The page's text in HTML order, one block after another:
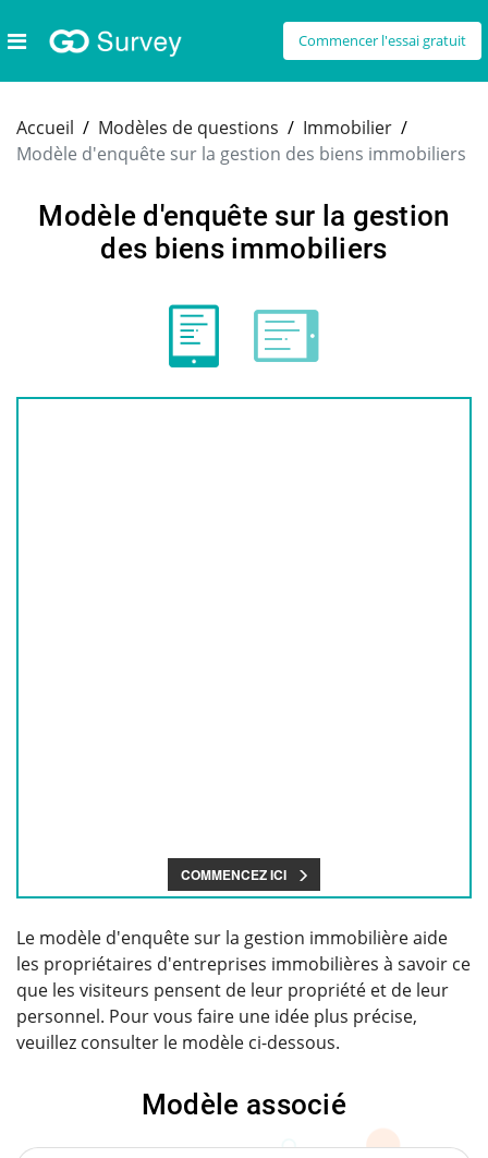
Commencer l'essai gratuit
Accueil Modèles de questions
Immobilier
Modèle d'enquête sur la gestion des biens immobiliers
Modèle d'enquête sur la gestion
des biens immobiliers
Le modèle d'enquête sur la gestion immobilière aide
les propriétaires d'entreprises immobilières à savoir ce
que les visiteurs pensent de leur propriété et de leur
personnel. Pour vous faire une idée plus précise,
veuillez consulter le modèle ci-dessous.
Modèle associé